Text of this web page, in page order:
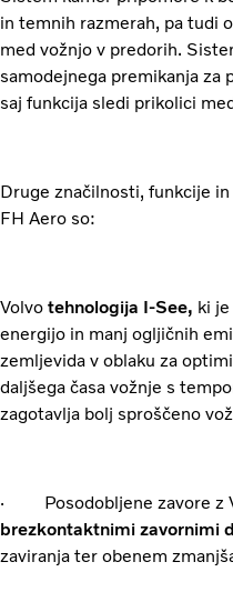
in temnih razmerah, pa tudi
med vožnjo v predorih.
samodejnega premikanja za
saj funkcija sledi prikolici
Druge značilnosti, funkcije
FH Aero so:
Volvo tehnologija I-See, ki
energijo in manj ogljičnih
zemljevida v oblaku za
daljšega časa vožnje s
zagotavlja bolj sproščeno
· Posodobljene zavore z
brezkontaktnimi zavornimi
zaviranja ter obenem